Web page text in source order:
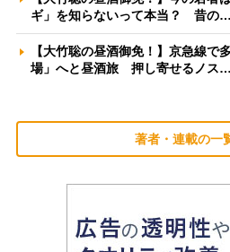
ギ」を知らないって本当？ 昔の…
【大竹聡の昼酒御免！】京急線で
場」へと昼酒旅 押し寄せるノス…
著者・連載の一